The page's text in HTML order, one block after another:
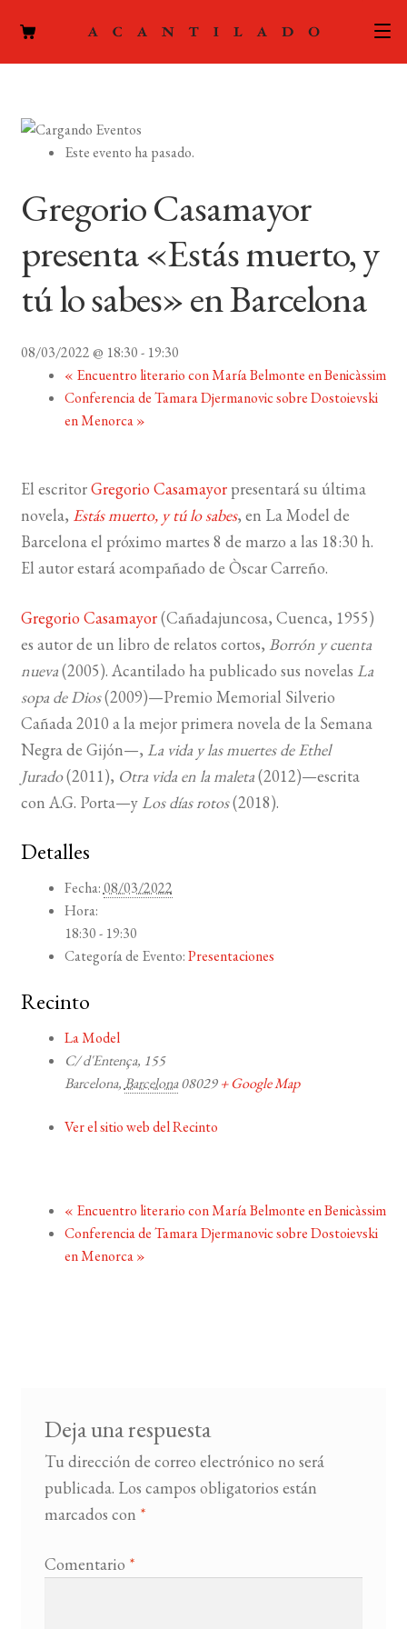
hijo
PODCAST
LA EDITORIAL
FOREIGN RIGHTS
CONTACTO
MI CUENTA
LISTA DE LIBROS
Este evento ha pasado.
Gregorio Casamayor
presenta «Estás muerto, y
tú lo sabes» en Barcelona
08/03/2022 @ 18:30- 19:30
« Encuentro literario con María Belmonte en Benicàssim
Conferencia de Tamara Djermanovic sobre Dostoievski
en Menorca»
El escritorGregorio Casamayorpresentará su última
novela, Estás muerto, y tú lo sabes, en La Model de
Barcelona el próximo martes 8 de marzo a las 18:30 h.
El autor estará acompañado de Òscar Carreño.
Gregorio Casamayor(Cañadajuncosa, Cuenca, 1955)
es autor de un libro de relatos cortos, Borrón y cuenta
nueva(2005). Acantilado ha publicado sus novelas La
sopa de Dios(2009)—Premio Memorial Silverio
Cañada 2010 a la mejor primera novela de la Semana
Negra de Gijón—, La vida y las muertes de Ethel
Jurado(2011), Otra vida en la maleta(2012)—escrita
con A.G. Porta—y Los días rotos(2018).
Detalles
Fecha:08/03/2022
Hora:
18:30 - 19:30
Categoría de Evento:Presentaciones
Recinto
La Model
C/ d'Entença, 155
Barcelona,Barcelona 08029 + Google Map
Ver el sitio web del Recinto
« Encuentro literario con María Belmonte en Benicàssim
Conferencia de Tamara Djermanovic sobre Dostoievski
en Menorca»
Deja una respuesta
Tu dirección de correo electrónico no será
publicada. Los campos obligatorios están
marcados con *
Comentario *